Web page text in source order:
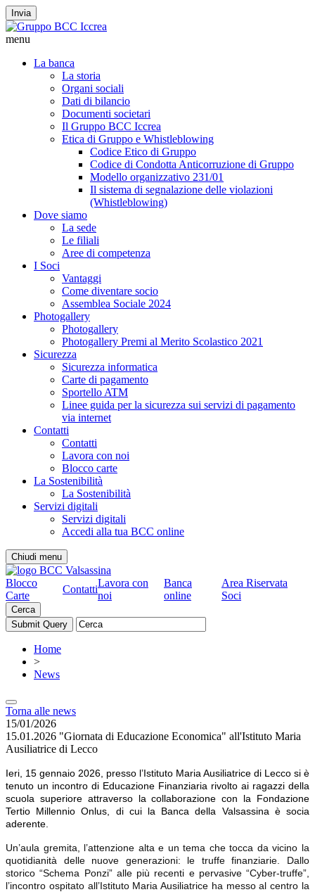
Invia
menu
La banca
La storia
Organi sociali
Dati di bilancio
Documenti societari
Il Gruppo BCC Iccrea
Etica di Gruppo e Whistleblowing
Codice Etico di Gruppo
Codice di Condotta Anticorruzione di Gruppo
Modello organizzativo 231/01
Il sistema di segnalazione delle violazioni
(Whistleblowing)
Dove siamo
La sede
Le filiali
Aree di competenza
I Soci
Vantaggi
Come diventare socio
Assemblea Sociale 2024
Photogallery
Photogallery
Photogallery Premi al Merito Scolastico 2021
Sicurezza
Sicurezza informatica
Carte di pagamento
Sportello ATM
Linee guida per la sicurezza sui servizi di pagamento
via internet
Contatti
Contatti
Lavora con noi
Blocco carte
La Sostenibilità
La Sostenibilità
Servizi digitali
Servizi digitali
Accedi alla tua BCC online
Chiudi menu
Blocco
Carte
Contatti
Lavora con
noi
Banca
online
Area Riservata
Soci
Cerca
Home
>
News
Torna alle news
15/01/2026
15.01.2026 "Giornata di Educazione Economica" all'Istituto Maria
Ausiliatrice di Lecco
Ieri, 15 gennaio 2026, presso l’Istituto Maria Ausiliatrice di Lecco si è
tenuto un incontro di Educazione Finanziaria rivolto ai ragazzi della
scuola superiore attraverso la collaborazione con la Fondazione
Tertio Millennio Onlus, di cui la Banca della Valsassina è socia
aderente.
Un’aula gremita, l’attenzione alta e un tema che tocca da vicino la
quotidianità delle nuove generazioni: le truffe finanziarie. Dallo
storico “Schema Ponzi” alle più recenti e pervasive “Cyber-truffe”,
l’incontro ospitato all’Istituto Maria Ausiliatrice ha messo al centro la